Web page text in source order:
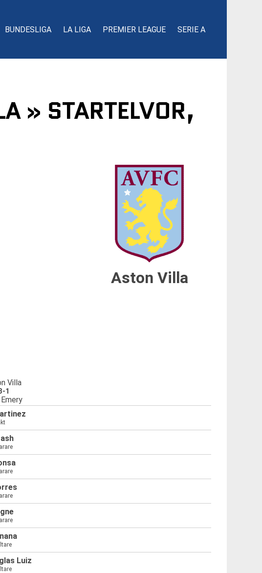
BUNDESLIGA LA LIGA PREMIER LEAGUE SERIE A
» STARTELVOR,
Aston Villa
Villa
1
Luiz